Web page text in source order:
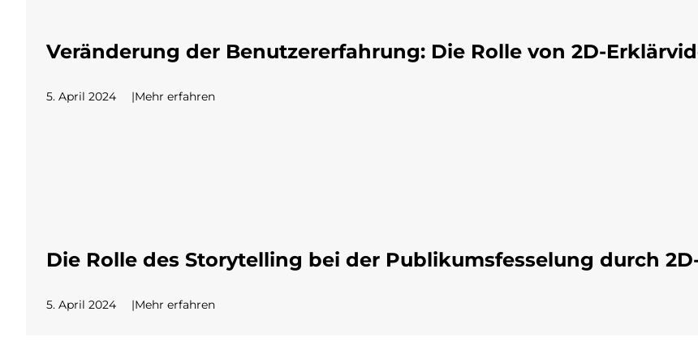
Veränderung der Benutzererfahrung: Die Rolle von 2D-
5. April 2024 Mehr erfahren
Die Rolle des Storytelling bei der Publikumsfesselung durch
5. April 2024 Mehr erfahren